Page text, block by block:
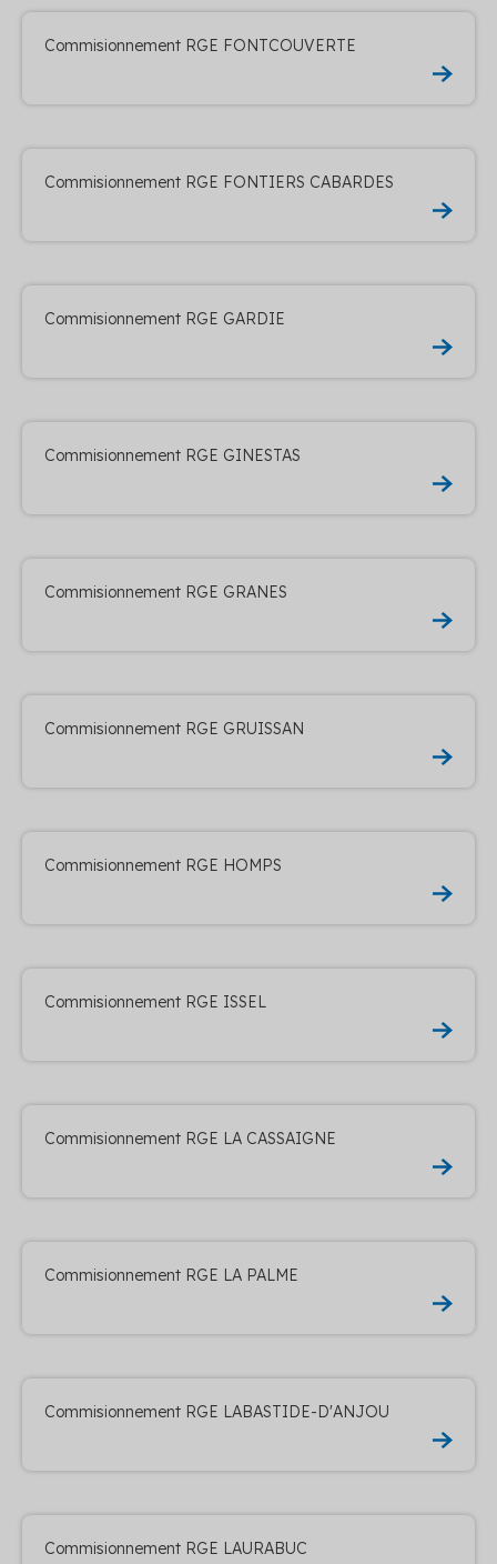
Commisionnement RGE FONTCOUVERTE
Commisionnement RGE FONTIERS CABARDES
Commisionnement RGE GARDIE
Commisionnement RGE GINESTAS
Commisionnement RGE GRANES
Commisionnement RGE GRUISSAN
Commisionnement RGE HOMPS
Commisionnement RGE ISSEL
Commisionnement RGE LA CASSAIGNE
Commisionnement RGE LA PALME
Commisionnement RGE LABASTIDE-D'ANJOU
Commisionnement RGE LAURABUC